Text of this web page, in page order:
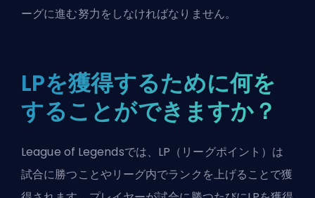
ーグに進む努力をしなければなりません。
LPを獲得するために何を
することができますか？
League of Legendsでは、LP（リーグポイント）は
試合に勝つことやリーグ内でランクを上げることで獲